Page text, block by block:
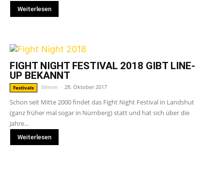
Weiterlesen
FIGHT NIGHT FESTIVAL 2018 GIBT LINE-
UP BEKANNT
Festivals Simon - 28. Oktober 2017
Schon seit Mitte 2000 findet das Fight Night Festival in Landshut
(ganz früher mal sogar in Nürnberg) statt und hat sich über die
Jahre...
Weiterlesen